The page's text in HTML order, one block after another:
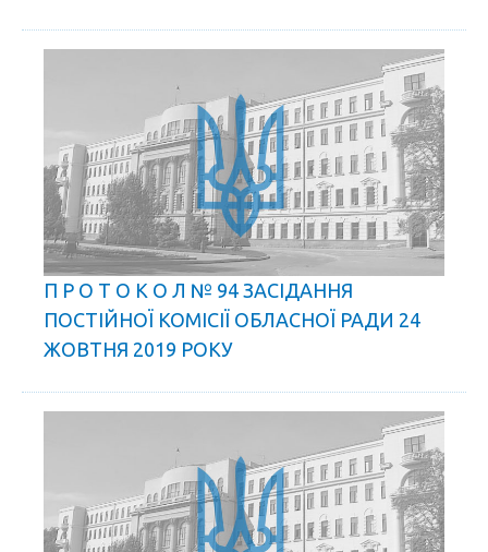
П Р О Т О К О Л № 94 ЗАСІДАННЯ
ПОСТІЙНОЇ КОМІСІЇ ОБЛАСНОЇ РАДИ 24
ЖОВТНЯ 2019 РОКУ